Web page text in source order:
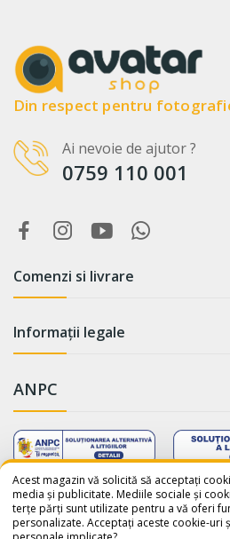
WhatsApp
Salut! Cum te putem ajuta? Scrie-
ne pe WhatsApp!
Din respect pentru
Ai nevoie de ajutor ?
0759 110 001
Comenzi si livrare
Informații legale
ANPC
Acest magazin vă solicită să acceptați
media și publicitate. Mediile sociale și
terțe părți sunt utilizate pentru a vă oferi
personalizate. Acceptați aceste cookie-uri